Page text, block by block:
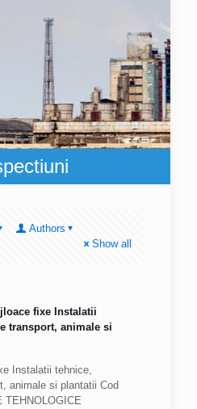
Authors
Show all
fixe Instalatii
transport, animale si
Instalatii tehnice,
animale si plantatii Cod
TEHNOLOGICE